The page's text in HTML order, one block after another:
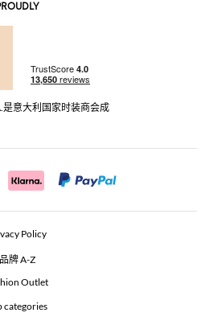
是意大利国家时装商会成
Policy
品牌 A-Z
Outlet
categories